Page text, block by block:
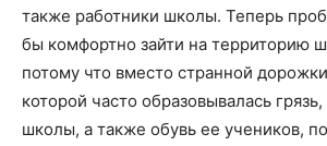
также работники школы. Теперь
бы комфортно зайти на территорию
потому что вместо странной
которой часто образовывалась
школы, а также обувь ее учеников,